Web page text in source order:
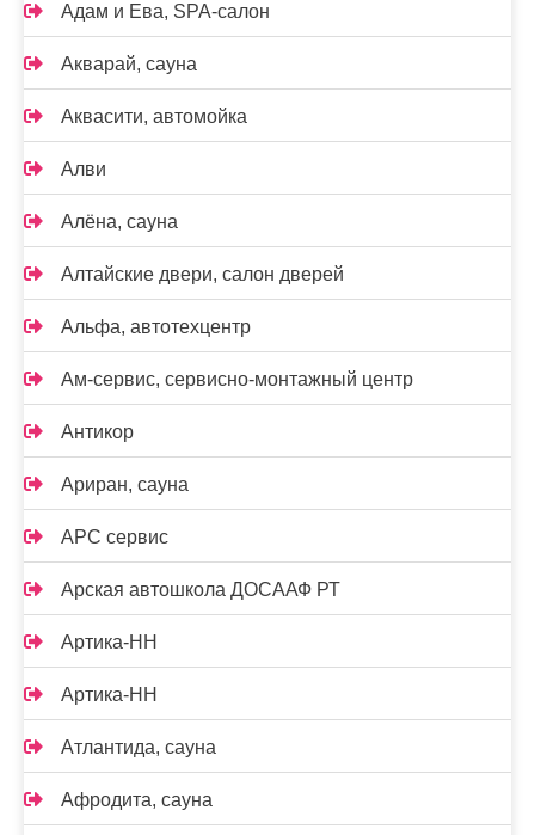
Адам и Ева, SPA-салон
Акварай, сауна
Аквасити, автомойка
Алви
Алёна, сауна
Алтайские двери, салон дверей
Альфа, автотехцентр
Ам-сервис, сервисно-монтажный центр
Антикор
Ариран, сауна
АРС сервис
Арская автошкола ДОСААФ РТ
Артика-НН
Артика-НН
Атлантида, сауна
Афродита, сауна